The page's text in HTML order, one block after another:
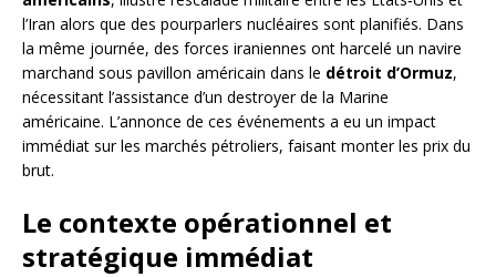
l’Iran alors que des pourparlers nucléaires sont planifiés. Dans
la même journée, des forces iraniennes ont harcelé un navire
marchand sous pavillon américain dans le détroit d’Ormuz,
nécessitant l’assistance d’un destroyer de la Marine
américaine. L’annonce de ces événements a eu un impact
immédiat sur les marchés pétroliers, faisant monter les prix du
brut.
Le contexte opérationnel et
stratégique immédiat